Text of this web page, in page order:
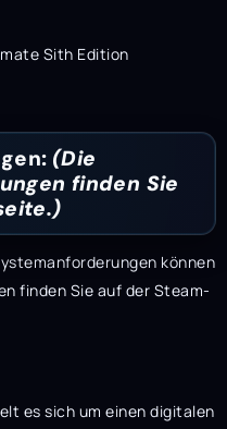
Sith Edition
(Die
finden Sie
können
finden Sie auf der Steam-
es sich um einen digitalen